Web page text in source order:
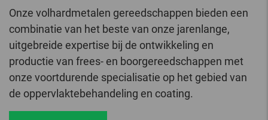
Onze volhardmetalen gereedschappen bieden een
combinatie van het beste van onze jarenlange,
uitgebreide expertise bij de ontwikkeling en
productie van frees- en boorgereedschappen met
onze voortdurende specialisatie op het gebied van
de oppervlaktebehandeling en coating.